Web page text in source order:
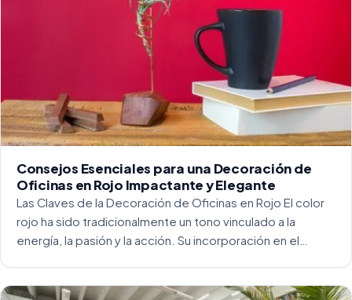
Consejos Esenciales para una Decoración de
Oficinas en Rojo Impactante y Elegante
Las Claves de la Decoración de Oficinas en Rojo El color
rojo ha sido tradicionalmente un tono vinculado a la
energía, la pasión y la acción. Su incorporación en el